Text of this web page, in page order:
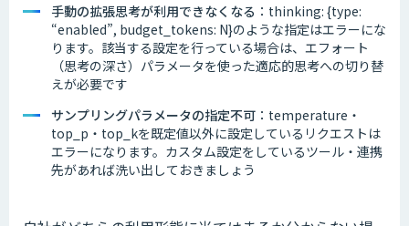
手動の拡張思考が利用できなくなる ：thinking: {type:
“enabled”, budget_tokens: N}のような指定はエラーにな
ります。該当する設定を行っている場合は、エフォート
（思考の深さ）パラメータを使った適応的思考への切り替
えが必要です
サンプリングパラメータの指定不可 ：temperature・
top_p・top_kを既定値以外に設定しているリクエストは
エラーになります。カスタム設定をしているツール・連携
先があれば洗い出しておきましょう